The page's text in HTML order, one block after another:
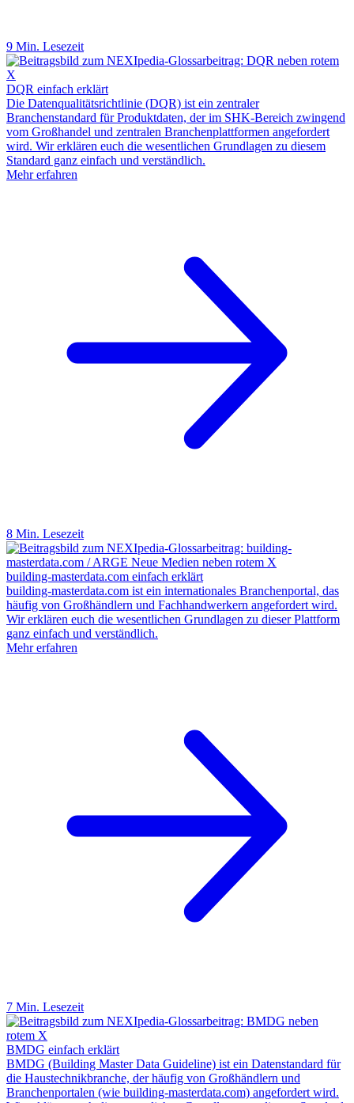
9 Min. Lesezeit
DQR einfach erklärt
Die Datenqualitätsrichtlinie (DQR) ist ein zentraler
Branchenstandard für Produktdaten, der im SHK-Bereich zwingend
vom Großhandel und zentralen Branchenplattformen angefordert
wird. Wir erklären euch die wesentlichen Grundlagen zu diesem
Standard ganz einfach und verständlich.
Mehr erfahren
8 Min. Lesezeit
building-masterdata.com einfach erklärt
building-masterdata.com ist ein internationales Branchenportal, das
häufig von Großhändlern und Fachhandwerkern angefordert wird.
Wir erklären euch die wesentlichen Grundlagen zu dieser Plattform
ganz einfach und verständlich.
Mehr erfahren
7 Min. Lesezeit
BMDG einfach erklärt
BMDG (Building Master Data Guideline) ist ein Datenstandard für
die Haustechnikbranche, der häufig von Großhändlern und
Branchenportalen (wie building-masterdata.com) angefordert wird.